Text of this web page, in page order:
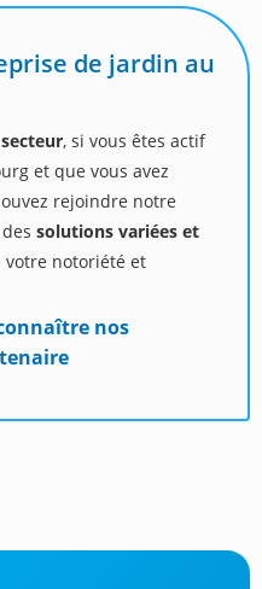
de jardin au
, si vous êtes actif
et que vous avez
rejoindre notre
solutions variées et
votre notoriété et
nos